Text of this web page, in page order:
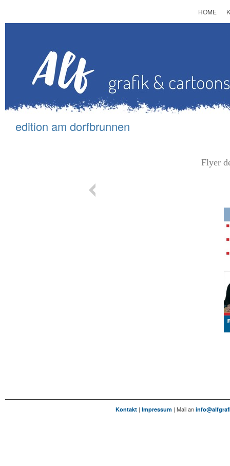
edition am dorfbrunnen
HOME
Flyer
Kontakt | Impressum | Mail an